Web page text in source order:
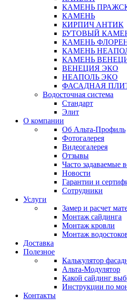
КАМЕНЬ
КАМЕНЬ
КИРПИЧ АНТИК
БУТОВЫЙ
КАМЕНЬ
КАМЕНЬ
КАМЕНЬ
ВЕНЕЦИЯ ЭКО
НЕАПОЛЬ ЭКО
ФАСАДНАЯ
Водосточная система
Стандарт
Элит
О компании
Об Альта-Профиль
Фотогалерея
Видеогалерея
Отзывы
Часто задаваемые
Новости
Гарантии и
Сотрудники
Услуги
Замер и расчет
Монтаж сайдинга
Монтаж кровли
Монтаж
Доставка
Полезное
Калькулятор
Альта-Модулятор
Какой сайдинг
Инструкции по
Контакты